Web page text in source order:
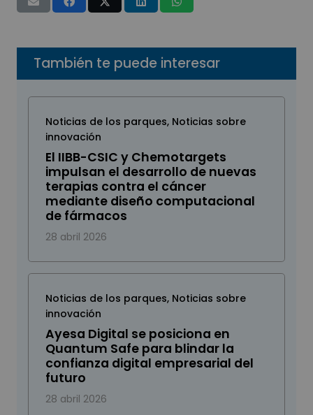
También te puede interesar
Noticias de los parques, Noticias sobre
innovación
El IIBB-CSIC y Chemotargets
impulsan el desarrollo de nuevas
terapias contra el cáncer
mediante diseño computacional
de fármacos
28 abril 2026
Noticias de los parques, Noticias sobre
innovación
Ayesa Digital se posiciona en
Quantum Safe para blindar la
confianza digital empresarial del
futuro
28 abril 2026